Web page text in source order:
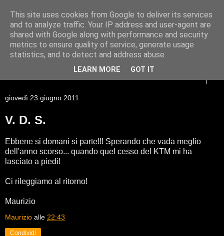
Racconti di viaggio di un
Giessista atipico
giovedì 23 giugno 2011
V. D. S.
Ebbene si domani si parte!!! Sperando che vada meglio
dell'anno scorso... quando quel cesso del KTM mi ha
lasciato a piedi!
Ci rileggiamo al ritorno!
Maurizio
Maurizio alle 22:43
Condividi
This site uses cookies from Google to deliver its services
and to analyze traffic. Your IP address and user-agent are
shared with Google along with performance and security
metrics to ensure quality of service, generate usage
statistics, and to detect and address abuse.
LEARN MORE GOT IT